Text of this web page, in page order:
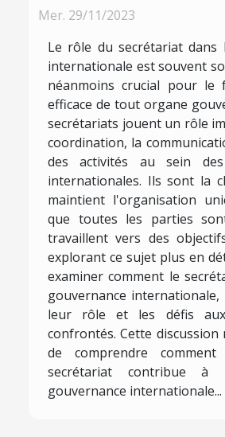
Mer. 29/11/2023
Le rôle du secrétariat dans
internationale est souvent
néanmoins crucial pour le
efficace de tout organe
secrétariats jouent un rôle
coordination, la
des activités au sein des
internationales. Ils sont la
maintient l'organisation
que toutes les parties
travaillent vers des
explorant ce sujet plus en
examiner comment le
gouvernance internationale,
leur rôle et les défis
confrontés. Cette
de comprendre
secrétariat contribue à
gouvernance internationale...